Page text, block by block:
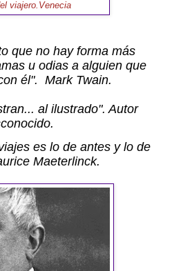
viajero.Venecia
que no hay forma más
u odias a alguien que
él". Mark Twain.
al ilustrado". Autor
es lo de antes y lo de
Maeterlinck.